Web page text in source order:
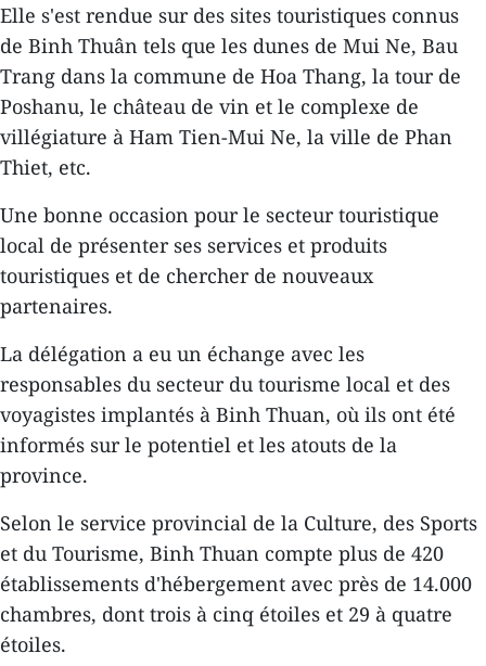
Elle ​s'est rendue sur des sites touristiques connus
de Binh Thuân tels que les dunes de Mui Ne, Bau
Trang dans la commune de Hoa Thang, la tour de
Poshanu, le château de vin et le complexe de
villégiature à Ham Tien-Mui Ne, la ville de Phan
Thiet, etc.
Une bonne occasion pour le secteur touristique
local de présenter ses services et produits
touristiques et de chercher de nouveaux
partenaires.
La délégation a eu un échange avec les
responsables du secteur du tourisme local et des
voyagistes implantés à Binh Thuan, où ils ont été
informés sur le potentiel et les atouts de la
province.
Selon le service provincial de la Culture, des Sports
et du Tourisme, Binh Thuan compte plus de 420
établissements d'hébergement avec près de 14.000
chambres, dont trois à cinq étoiles et 29 à quatre
étoiles.